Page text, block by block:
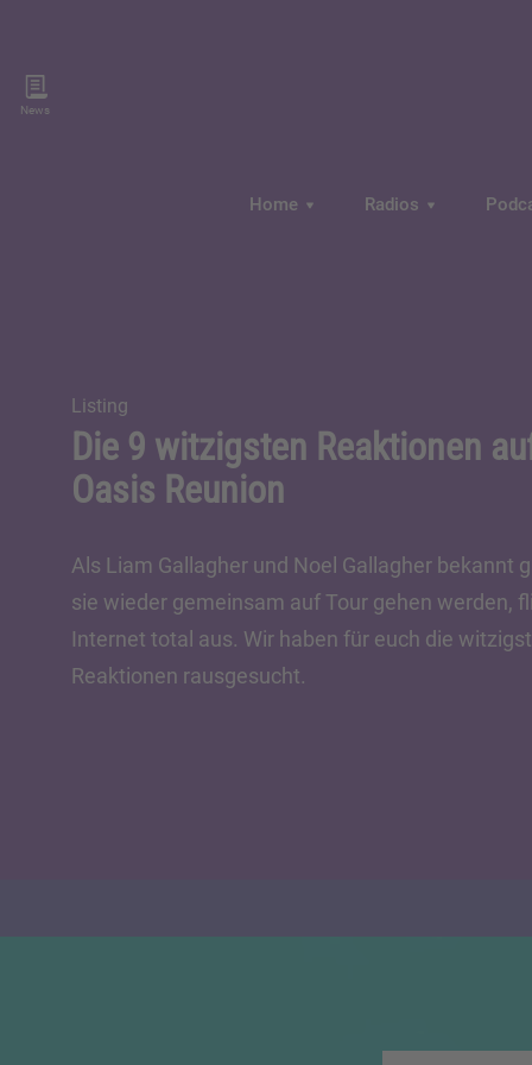
News
Home Radios
Listing
Die 9 witzigsten Reaktionen
Oasis Reunion
Als Liam Gallagher und Noel Gallagher bekannt
sie wieder gemeinsam auf Tour gehen werden,
Internet total aus. Wir haben für euch die
Reaktionen rausgesucht.